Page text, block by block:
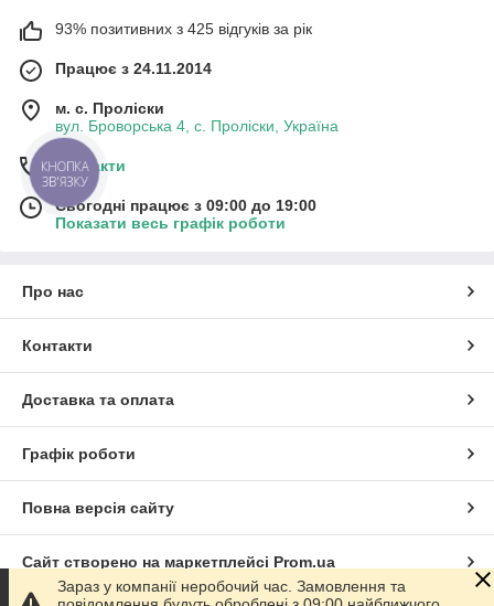
93% позитивних з 425 відгуків за рік
Працює з 24.11.2014
м. с. Проліски
вул. Броворська 4, с. Проліски, Україна
Контакти
Сьогодні працює з 09:00 до 19:00
Показати весь графік роботи
Про нас
Контакти
Доставка та оплата
Графік роботи
Повна версія сайту
Сайт створено на маркетплейсі Prom.ua
Зараз у компанії неробочий час. Замовлення та
КНОПКА
ЗВ'ЯЗКУ